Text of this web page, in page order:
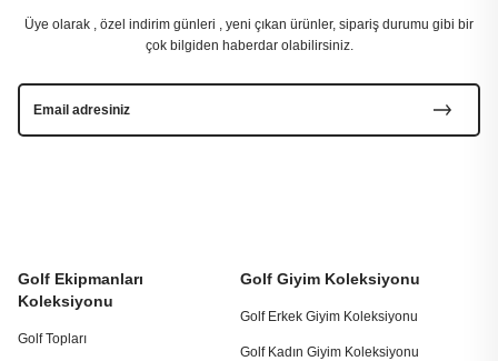
Golf Ekipmanları
Koleksiyonu
Golf Topları
Golf Giyim Koleksiyonu
Golf Erkek Giyim Koleksiyonu
Golf Kadın Giyim Koleksiyonu
Üye olarak , özel indirim günleri , yeni çıkan ürünler, sipariş durumu gibi bir
çok bilgiden haberdar olabilirsiniz.